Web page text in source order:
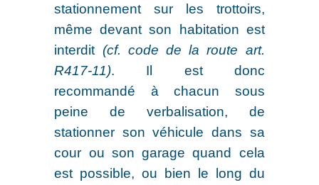
stationnement sur les trottoirs,
même devant son habitation est
interdit (cf. code de la route art.
R417-11). Il est donc
recommandé à chacun sous
peine de verbalisation, de
stationner son véhicule dans sa
cour ou son garage quand cela
est possible, ou bien le long du